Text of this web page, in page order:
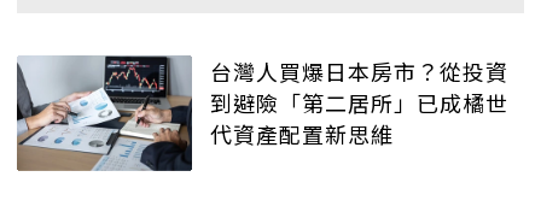
台灣人買爆日本房市？從投資
到避險「第二居所」已成橘世
代資產配置新思維